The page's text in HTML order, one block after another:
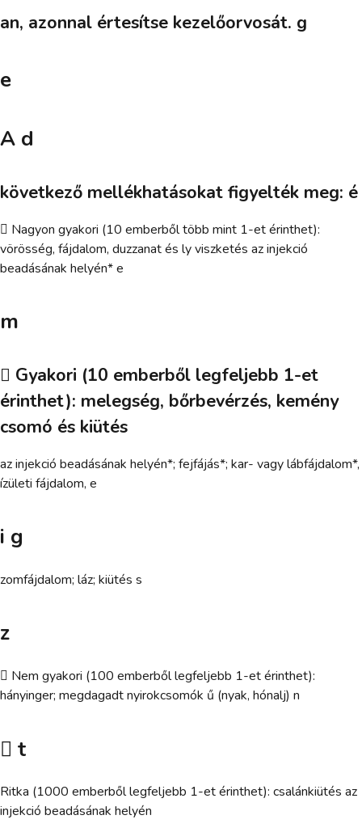
an, azonnal értesítse kezelőorvosát. g
e
A d
következő mellékhatásokat figyelték meg: é
 Nagyon gyakori (10 emberből több mint 1-et érinthet):
vörösség, fájdalom, duzzanat és ly viszketés az injekció
beadásának helyén* e
m
 Gyakori (10 emberből legfeljebb 1-et
érinthet): melegség, bőrbevérzés, kemény
csomó és kiütés
az injekció beadásának helyén*; fejfájás*; kar- vagy lábfájdalom*,
ízületi fájdalom, e
i g
zomfájdalom; láz; kiütés s
z
 Nem gyakori (100 emberből legfeljebb 1-et érinthet):
hányinger; megdagadt nyirokcsomók ű (nyak, hónalj) n
 t
Ritka (1000 emberből legfeljebb 1-et érinthet): csalánkiütés az
injekció beadásának helyén